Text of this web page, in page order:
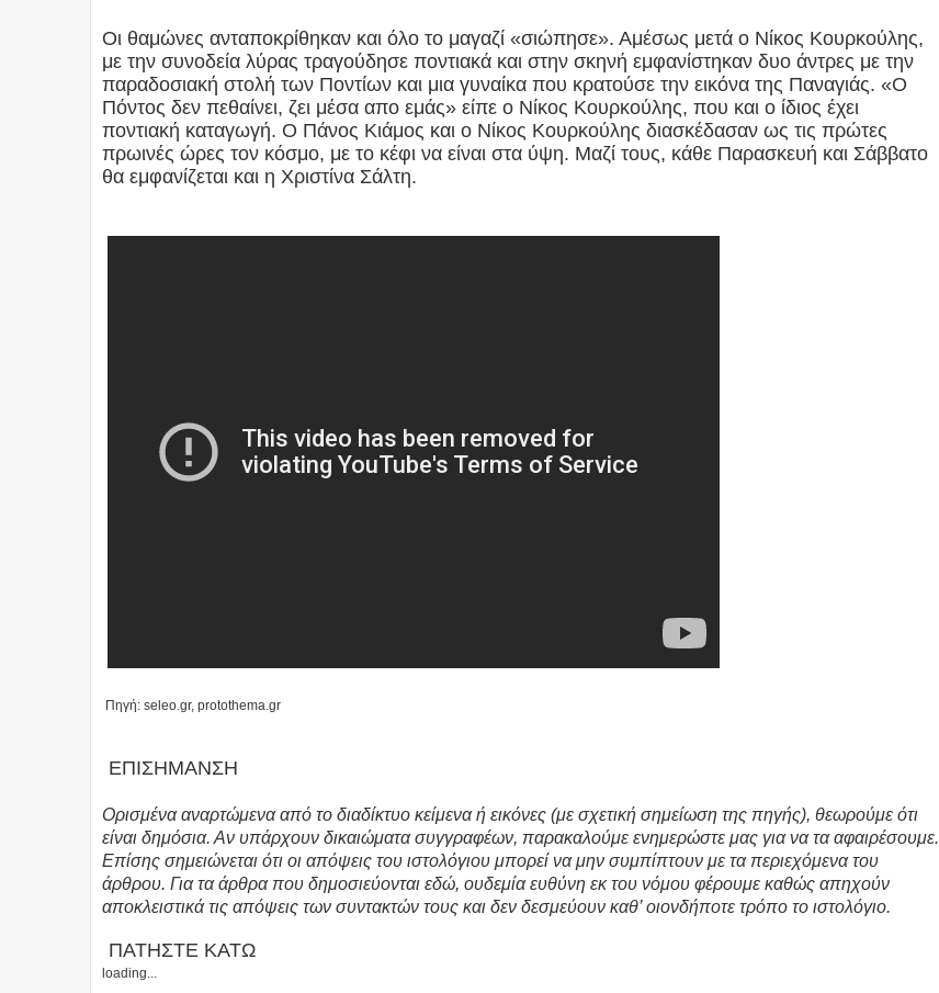
Οι θαμώνες ανταποκρίθηκαν και όλο το μαγαζί «σιώπησε». Αμέσως μετά ο Νίκος Κουρκούλης,
με την συνοδεία λύρας τραγούδησε ποντιακά και στην σκηνή εμφανίστηκαν δυο άντρες με την
παραδοσιακή στολή των Ποντίων και μια γυναίκα που κρατούσε την εικόνα της Παναγιάς. «Ο
Πόντος δεν πεθαίνει, ζει μέσα απο εμάς» είπε ο Νίκος Κουρκούλης, που και ο ίδιος έχει
ποντιακή καταγωγή. Ο Πάνος Κιάμος και ο Νίκος Κουρκούλης διασκέδασαν ως τις πρώτες
πρωινές ώρες τον κόσμο, με το κέφι να είναι στα ύψη. Μαζί τους, κάθε Παρασκευή και Σάββατο
θα εμφανίζεται και η Χριστίνα Σάλτη.
Πηγή: seleo.gr, protothema.gr
ΕΠΙΣΗΜΑΝΣΗ
Ορισμένα αναρτώμενα από το διαδίκτυο κείμενα ή εικόνες (με σχετική σημείωση της πηγής), θεωρούμε ότι
είναι δημόσια. Αν υπάρχουν δικαιώματα συγγραφέων, παρακαλούμε ενημερώστε μας για να τα αφαιρέσουμε.
Επίσης σημειώνεται ότι οι απόψεις του ιστολόγιου μπορεί να μην συμπίπτουν με τα περιεχόμενα του
άρθρου. Για τα άρθρα που δημοσιεύονται εδώ, ουδεμία ευθύνη εκ του νόμου φέρουμε καθώς απηχούν
αποκλειστικά τις απόψεις των συντακτών τους και δεν δεσμεύουν καθ’ οιονδήποτε τρόπο το ιστολόγιο.
ΠΑΤΗΣΤΕ ΚΑΤΩ
loading...